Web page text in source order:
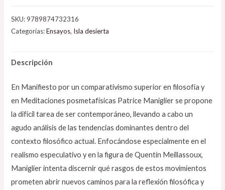
SKU:9789874732316
Categorías:Ensayos, Isla desierta
Descripción
En Manifiesto por un comparativismo superior en filosofía y
en Meditaciones posmetafísicas Patrice Maniglier se propone
la difícil tarea de ser contemporáneo, llevando a cabo un
agudo análisis de las tendencias dominantes dentro del
contexto filosófico actual. Enfocándose especialmente en el
realismo especulativo y en la figura de Quentin Meillassoux,
Maniglier intenta discernir qué rasgos de estos movimientos
prometen abrir nuevos caminos para la reflexión filosófica y